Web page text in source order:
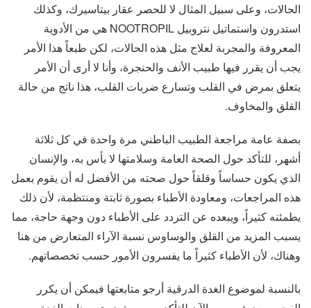
الحالات، وعلى سبيل المثال لا للحصر عقار بيتاسيرك، وكذلك
استدرون واستماتيل نتروبيل NOOTROPIL هي من الأدوية
المعروفة والمجربة لعلاج مثل هذه الحالات، لكن طبعاً هذا الأمر
يجب أن يقرر فيها طبيب الأنف والحنجرة، وأنا لا أرى أن الأمر
يتعلق بمرض في القلب وتسارع ضربات القلب، هذا ناتج من حالة
القلق والمخاوف.
بصفة عامة مراجعة الطبيب الباطني مرة واحدة في كل ثلاثة
أشهر، للتأكد حول الصحة العامة وسلامتها لا بأس به، والإنسان
الذي يكون حساساً وقلقاً حول صحته من الأفضل له أن يقوم بعمل
هذه المراجعات، ومعاودة الأطباء بصورة ثابتة ومنتظمة، لأن ذلك
يطمئنه كثيراً، ويبعده عن التردد على الأطباء دون وجهة حاجة، مما
يسبب المزيد من القلق والوساوس نسبة الآراء المتعارض من هنا
وهناك، لأن الأطباء كثيراً ما يفسرون الأمور حسب تخصصاتهم.
بالنسبة لموضوع الغدة الدرقية أرجو متابعتها فيمكن أن يكرر